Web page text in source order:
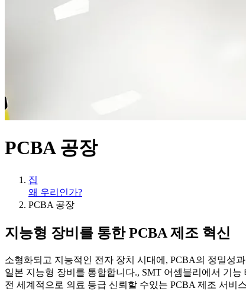
PCBA 공장
집
왜 우리인가?
PCBA 공장
지능형 장비를 통한 PCBA 제조 혁신
소형화되고 지능적인 전자 장치 시대에, PCBA의 정밀성
일본 지능형 장비를 통합합니다., SMT 어셈블리에서 기
전 세계적으로 의료 등급 신뢰할 수있는 PCBA 제조 서비